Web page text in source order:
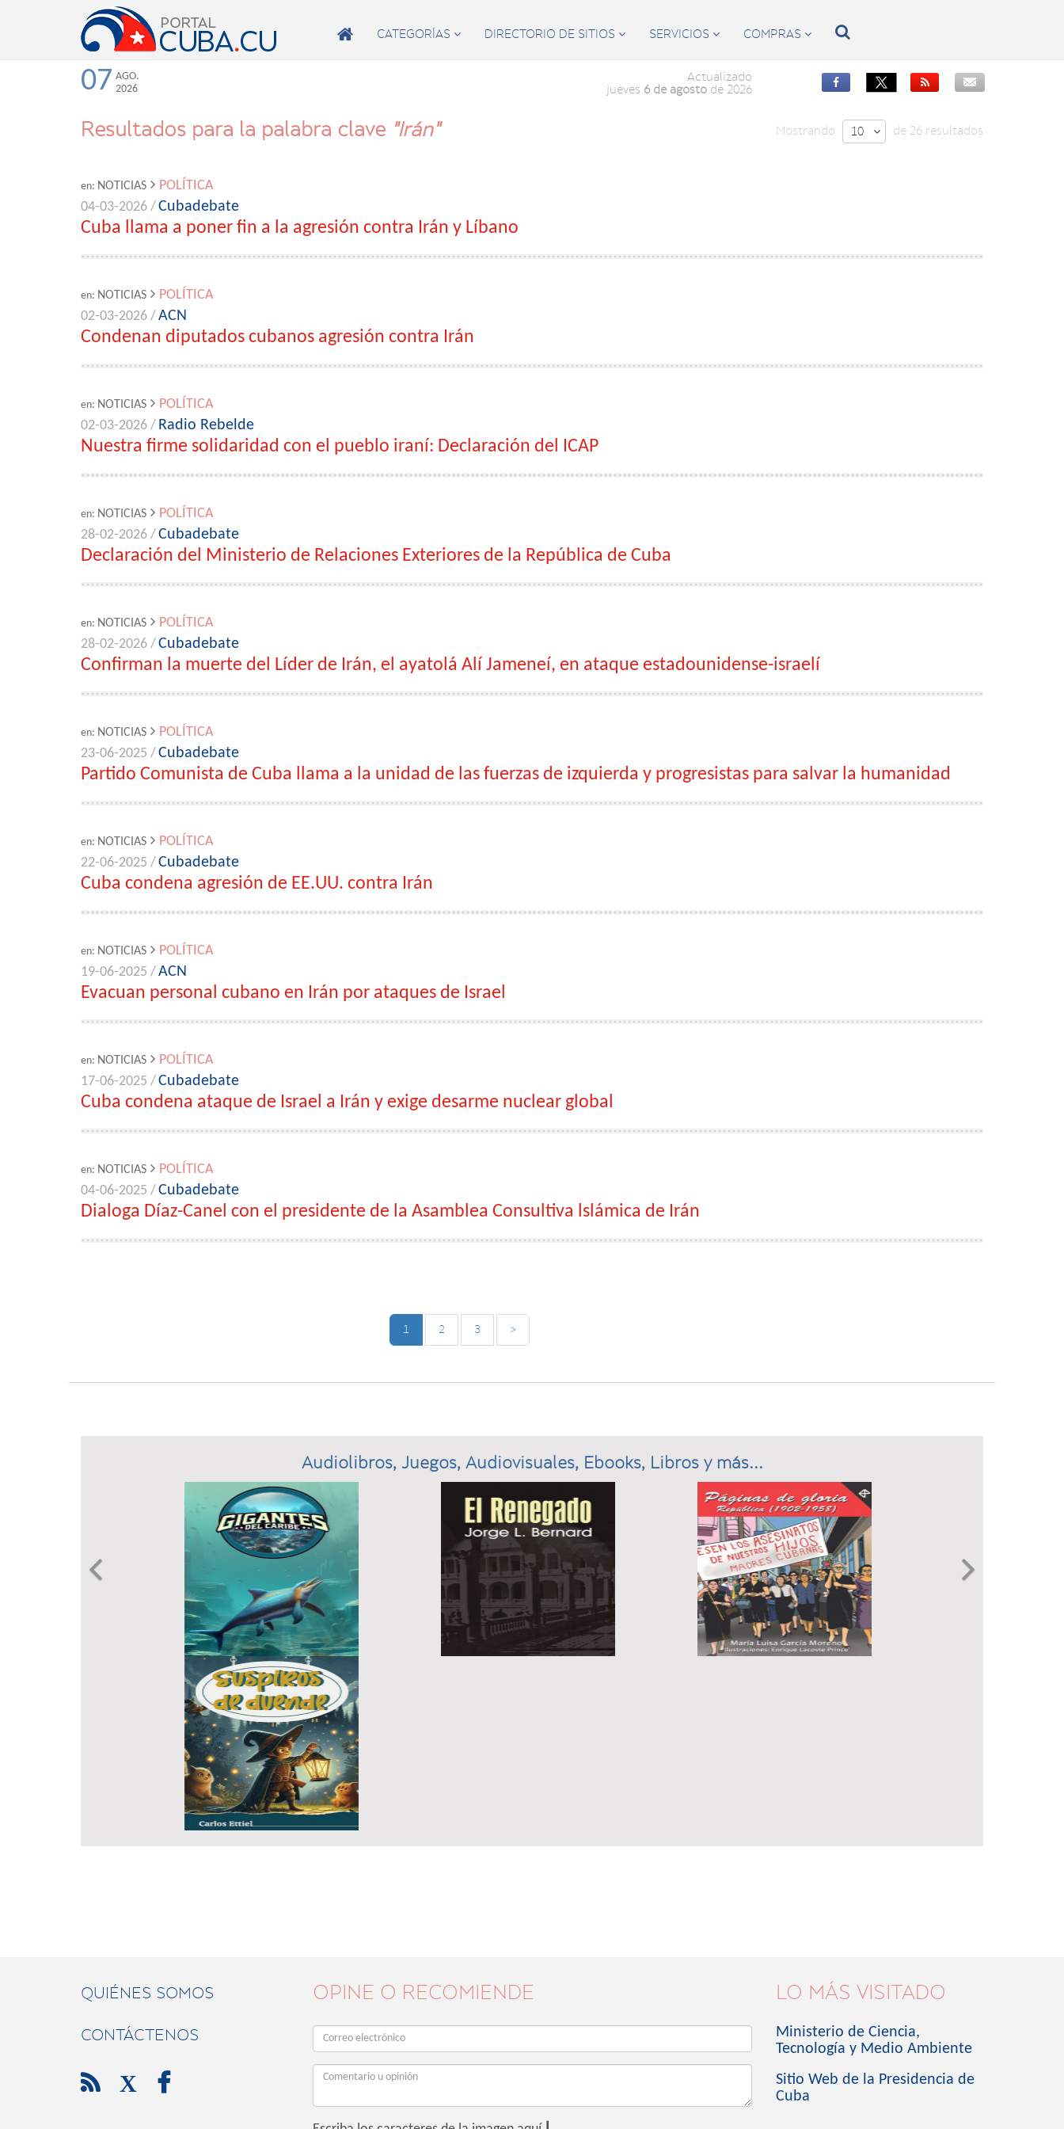
 CATEGORÍAS  DIRECTORIO DE SITIOS  SERVICIOS  COMPRAS  
07 AGO.
2026
Actualizado
jueves 6 de agostode 2026


Resultados para la palabra clave "Irán" Mostrando 10  de 26 resultados
en: NOTICIAS
POLÍTICA
04-03-2026 /Cubadebate
Cuba llama a poner fin a la agresión contra Irán y Líbano
en: NOTICIAS
POLÍTICA
02-03-2026 /ACN
Condenan diputados cubanos agresión contra Irán
en: NOTICIAS
POLÍTICA
02-03-2026 / Radio Rebelde
Nuestra firme solidaridad con el pueblo iraní: Declaración del ICAP
en: NOTICIAS
POLÍTICA
28-02-2026 /Cubadebate
Declaración del Ministerio de Relaciones Exteriores de la República de Cuba
en: NOTICIAS
POLÍTICA
28-02-2026 /Cubadebate
Confirman la muerte del Líder de Irán, el ayatolá Alí Jameneí, en ataque estadounidense-israelí
en: NOTICIAS
POLÍTICA
23-06-2025 /Cubadebate
Partido Comunista de Cuba llama a la unidad de las fuerzas de izquierda y progresistas para salvar la humanidad
en: NOTICIAS
POLÍTICA
22-06-2025 /Cubadebate
Cuba condena agresión de EE.UU. contra Irán
en: NOTICIAS
POLÍTICA
19-06-2025 /ACN
Evacuan personal cubano en Irán por ataques de Israel
en: NOTICIAS
POLÍTICA
17-06-2025 /Cubadebate
Cuba condena ataque de Israel a Irán y exige desarme nuclear global
en: NOTICIAS
POLÍTICA
04-06-2025 /Cubadebate
Dialoga Díaz-Canel con el presidente de la Asamblea Consultiva lslámica de Irán
1 2 3 >
Audiolibros, Juegos, Audiovisuales, Ebooks, Libros y más...
Previous 
QUIÉNES SOMOS
CONTÁCTENOS
 X 
OPINE O RECOMIENDE LO MÁS VISITADO
Ministerio de Ciencia,
Tecnología y Medio Ambiente
Sitio Web de la Presidencia de
Cuba